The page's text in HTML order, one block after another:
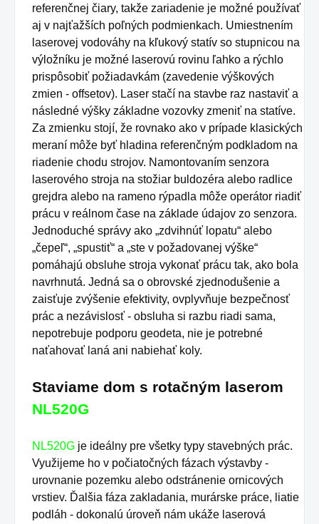
referenčnej čiary, takže zariadenie je možné používať
aj v najťažších poľných podmienkach. Umiestnením
laserovej vodováhy na kľukový statív so stupnicou na
výložníku je možné laserovú rovinu ľahko a rýchlo
prispôsobiť požiadavkám (zavedenie výškových
zmien - offsetov). Laser stačí na stavbe raz nastaviť a
následné výšky základne vozovky zmeniť na statíve.
Za zmienku stojí, že rovnako ako v prípade klasických
meraní môže byť hladina referenčným podkladom na
riadenie chodu strojov. Namontovaním senzora
laserového stroja na stožiar buldozéra alebo radlice
grejdra alebo na rameno rýpadla môže operátor riadiť
prácu v reálnom čase na základe údajov zo senzora.
Jednoduché správy ako „zdvihnúť lopatu“ alebo
„čepeľ“, „spustiť“ a „ste v požadovanej výške“
pomáhajú obsluhe stroja vykonať prácu tak, ako bola
navrhnutá. Jedná sa o obrovské zjednodušenie a
zaisťuje zvýšenie efektivity, ovplyvňuje bezpečnosť
prác a nezávislosť - obsluha si razbu riadi sama,
nepotrebuje podporu geodeta, nie je potrebné
naťahovať laná ani nabiehať koly.
Staviame dom s rotačným laserom
NL520G
NL520G je ideálny pre všetky typy stavebných prác.
Využijeme ho v počiatočných fázach výstavby -
urovnanie pozemku alebo odstránenie ornicových
vrstiev. Ďalšia fáza zakladania, murárske práce, liatie
podláh - dokonalú úroveň nám ukáže laserová